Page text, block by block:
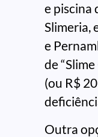
e piscina
Slimeria,
e
de
(ou R$
Outra